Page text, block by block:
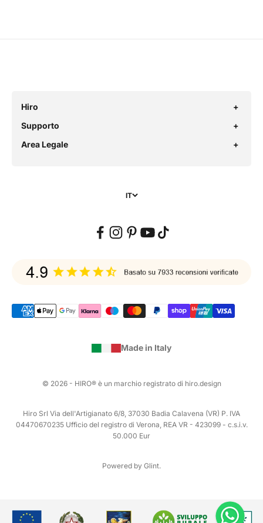
Hiro
Supporto
Area Legale
IT
Made in Italy
© 2026 - HIRO® è un marchio registrato di hiro.design
Hiro Srl Via dell'Artigianato 6/8, 37030 Badia Calavena (VR) P. IVA
04470670235 Ufficio del registro di Verona, REA VR - 423099 - c.s.i.v.
50.000 Eur
Powered by Glint.